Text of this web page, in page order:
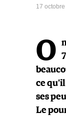
17
O
ce
ses
Le